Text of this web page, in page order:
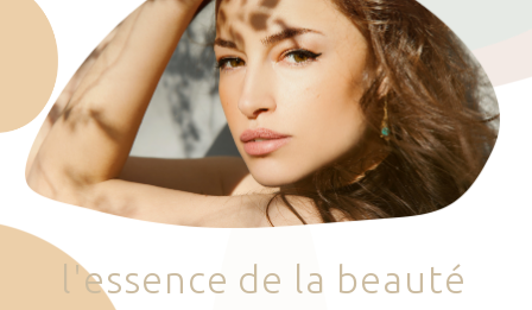
Soins
Je veux faire un bon cadeau
Plan d’accès
Prendre RDV
'essence de la beauté